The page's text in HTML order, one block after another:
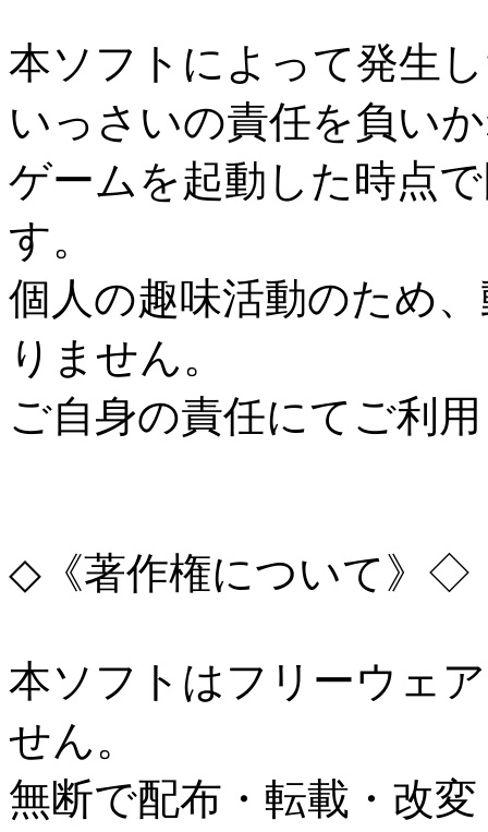
本ソフトによって発生
いっさいの責任を負い
ゲームを起動した時点
す。
個人の趣味活動のため
りません。
ご自身の責任にてご利
◇《著作権について》◇
本ソフトはフリーウェ
せん。
無断で配布・転載・改